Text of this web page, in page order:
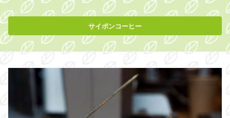
サイポンコーヒー